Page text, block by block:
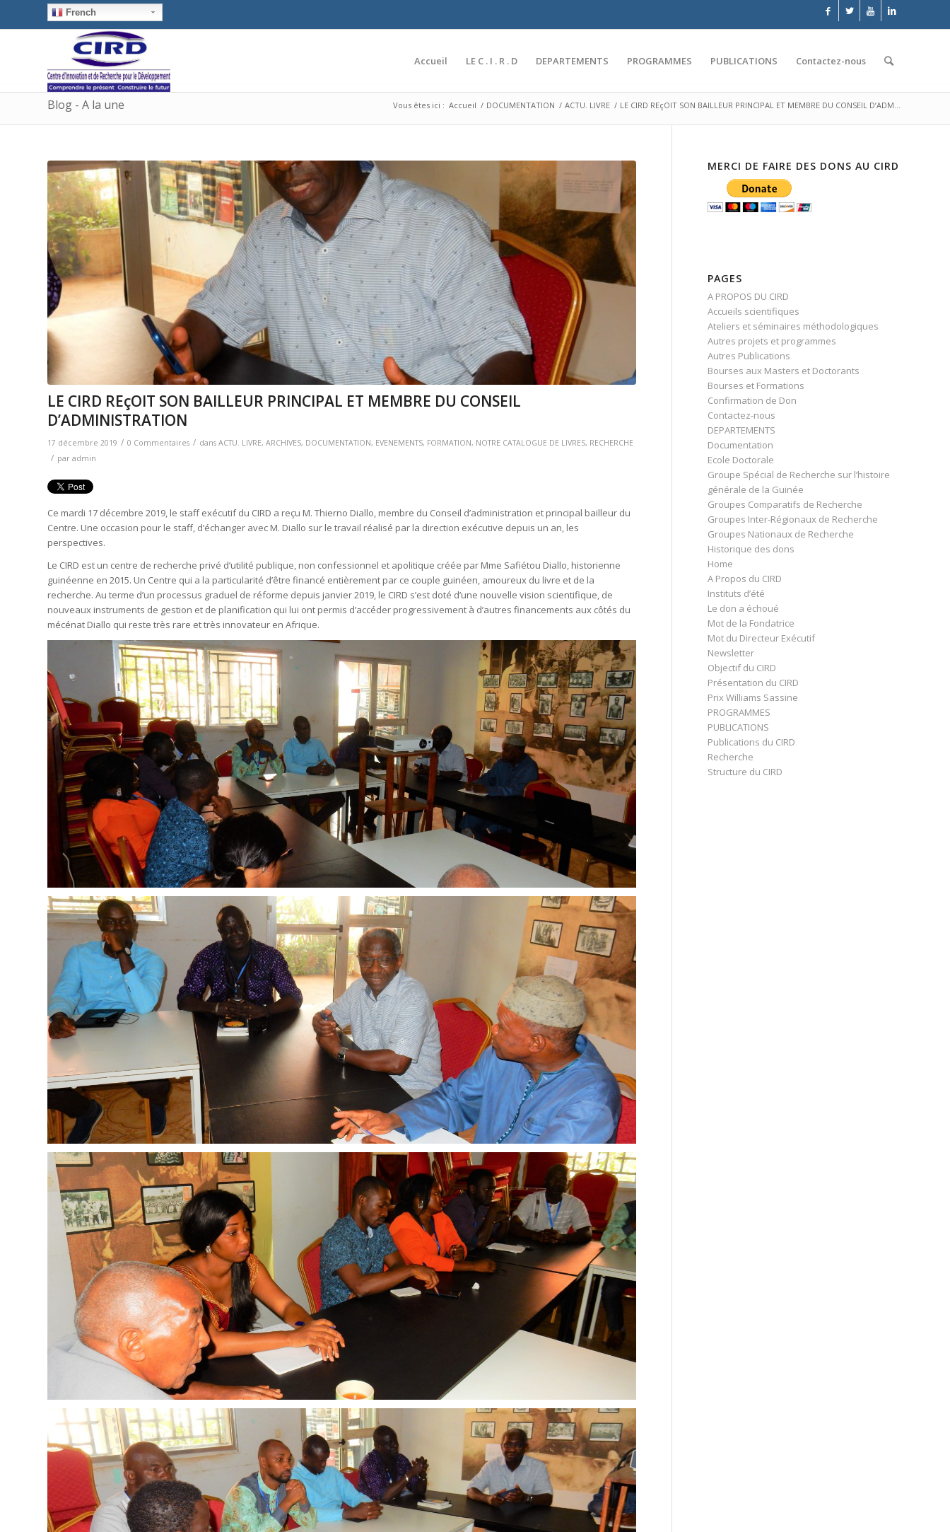
French
Accueil LE C . I . R . D DEPARTEMENTS PROGRAMMES PUBLICATIONS Contactez-nous
Blog - A la une Vous êtes ici : Accueil / DOCUMENTATION / ACTU. LIVRE / LE CIRD REçOIT SON BAILLEUR PRINCIPAL ET MEMBRE DU CONSEIL D’ADM...
LE CIRD REçOIT SON BAILLEUR PRINCIPAL ET MEMBRE DU CONSEIL
D’ADMINISTRATION
17 décembre 2019 / 0 Commentaires / dans ACTU. LIVRE, ARCHIVES, DOCUMENTATION, EVENEMENTS, FORMATION, NOTRE CATALOGUE DE LIVRES, RECHERCHE
/ par admin
Ce mardi 17 décembre 2019, le staff exécutif du CIRD a reçu M. Thierno Diallo, membre du Conseil d’administration et principal bailleur du
Centre. Une occasion pour le staff, d’échanger avec M. Diallo sur le travail réalisé par la direction exécutive depuis un an, les
perspectives.
Le CIRD est un centre de recherche privé d’utilité publique, non confessionnel et apolitique créée par Mme Safiétou Diallo, historienne
guinéenne en 2015. Un Centre qui a la particularité d’être financé entièrement par ce couple guinéen, amoureux du livre et de la
recherche. Au terme d’un processus graduel de réforme depuis janvier 2019, le CIRD s’est doté d’une nouvelle vision scientifique, de
nouveaux instruments de gestion et de planification qui lui ont permis d’accéder progressivement à d’autres financements aux côtés du
mécénat Diallo qui reste très rare et très innovateur en Afrique.
MERCI DE FAIRE DES DONS AU CIRD
PAGES
A PROPOS DU CIRD
Accueils scientifiques
Ateliers et séminaires méthodologiques
Autres projets et programmes
Autres Publications
Bourses aux Masters et Doctorants
Bourses et Formations
Confirmation de Don
Contactez-nous
DEPARTEMENTS
Documentation
Ecole Doctorale
Groupe Spécial de Recherche sur l’histoire
générale de la Guinée
Groupes Comparatifs de Recherche
Groupes Inter-Régionaux de Recherche
Groupes Nationaux de Recherche
Historique des dons
Home
A Propos du CIRD
Instituts d’été
Le don a échoué
Mot de la Fondatrice
Mot du Directeur Exécutif
Newsletter
Objectif du CIRD
Présentation du CIRD
Prix Williams Sassine
PROGRAMMES
PUBLICATIONS
Publications du CIRD
Recherche
Structure du CIRD